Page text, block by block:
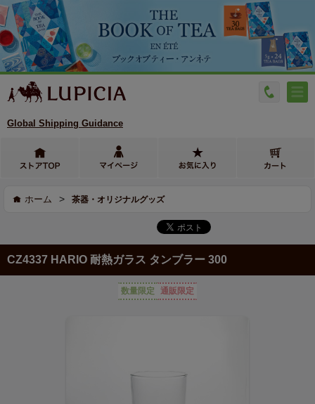
Global Shipping Guidance
ホーム > 茶器・オリジナルグッズ
CZ4337 HARIO 耐熱ガラス タンブラー 300
数量限定 通販限定